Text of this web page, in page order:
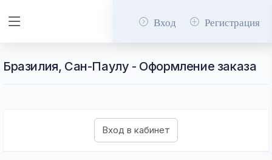
Вход Регистрация
Бразилия, Сан-Паулу - Оформление заказа